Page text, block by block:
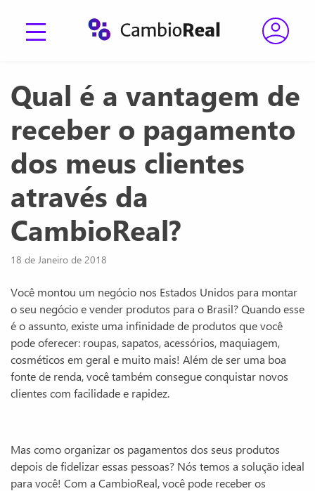
Qual é a vantagem de
receber o pagamento
dos meus clientes
através da
CambioReal?
18 de Janeiro de 2018
Você montou um negócio nos Estados Unidos para montar
o seu negócio e vender produtos para o Brasil? Quando esse
é o assunto, existe uma infinidade de produtos que você
pode oferecer: roupas, sapatos, acessórios, maquiagem,
cosméticos em geral e muito mais! Além de ser uma boa
fonte de renda, você também consegue conquistar novos
clientes com facilidade e rapidez.
Mas como organizar os pagamentos dos seus produtos
depois de fidelizar essas pessoas? Nós temos a solução ideal
para você! Com a CambioReal, você pode receber os